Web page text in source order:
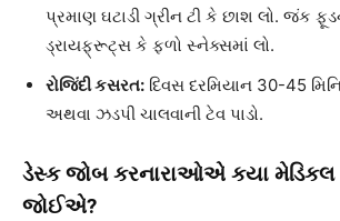
પ્રમાણ ઘટાડી ગ્રીન ટી કે છાશ લો. જંક
ડ્રાયફ્રૂટ્સ કે ફળો સ્નેક્સમાં લો.
રોજિંદી કસરત: દિવસ દરમિયાન 30-45
અથવા ઝડપી ચાલવાની ટેવ પાડો.
ડેસ્ક જોબ કરનારાઓએ કયા મેડિકલ
જોઈએ?